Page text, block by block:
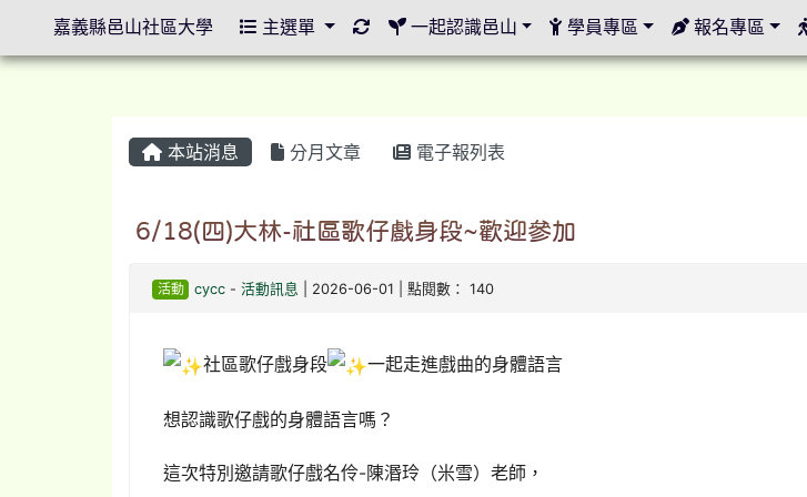
本站消息 分月文章 電子報列表
6/18(四)大林-社區歌仔戲身段~歡迎參加
活動 cycc -活動訊息 | 2026-06-01 | 點閱數： 140
社區歌仔戲身段 一起走進戲曲的身體語言
想認識歌仔戲的身體語言嗎？
這次特別邀請歌仔戲名伶-陳湣玲（米雪）老師，
嘉義縣邑山社區大學 主選單 重新取得佈景設定
一起認識邑山 學員專區 報名專區